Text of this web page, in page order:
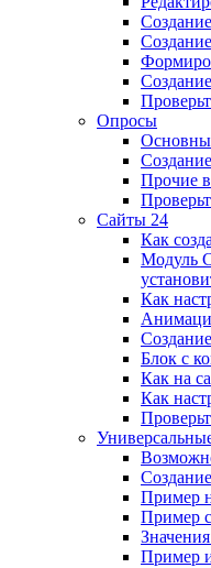
Опросы
Прочие
Сайты 24
Как
Модуль
Как
Блок с
Как на
Как
Пример
Пример
Пример